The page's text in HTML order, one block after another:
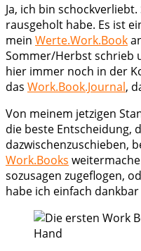
Ja, ich bin
rausgeholt habe. Es ist
mein Werte.Work.Book
Sommer/Herbst schrieb
hier immer noch in der
das Work.Book.Journal,
Von meinem jetzigen
die beste Entscheidung,
dazwischenzuschieben,
Work.Books
sozusagen zugeflogen,
habe ich einfach